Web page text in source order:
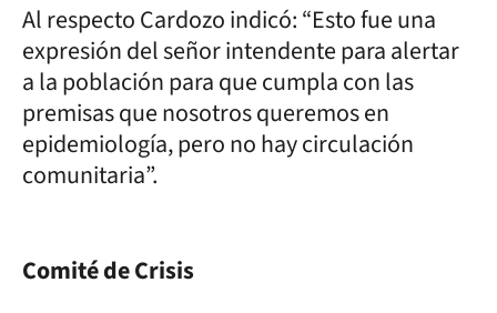
Al respecto Cardozo indicó: “Esto fue una
expresión del señor intendente para alertar
a la población para que cumpla con las
premisas que nosotros queremos en
epidemiología, pero no hay circulación
comunitaria”.
Comité de Crisis